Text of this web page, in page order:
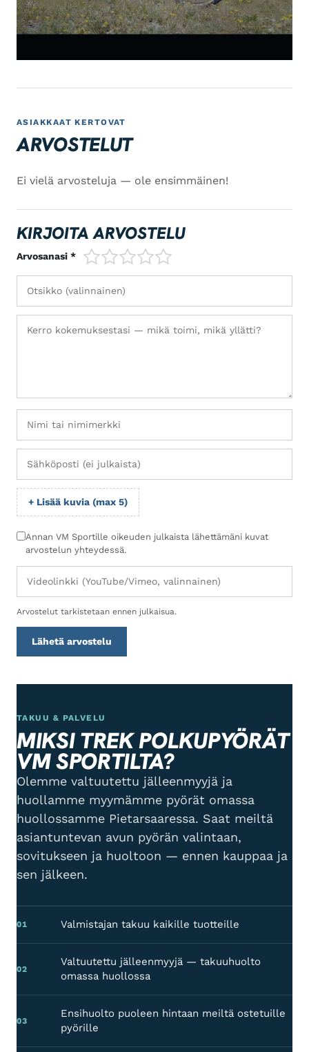
ASIAKKAAT KERTOVAT
ARVOSTELUT
Ei vielä arvosteluja — ole ensimmäinen!
KIRJOITA ARVOSTELU
Arvosanasi * 1/5 2/53/54/5
+ Lisää kuvia (max 5)
Annan VM Sportille oikeuden julkaista lähettämäni kuvat
arvostelun yhteydessä.
Arvostelut tarkistetaan ennen julkaisua.
Lähetä arvostelu
TAKUU & PALVELU
MIKSI TREK POLKUPYÖRÄT
VM SPORTILTA?
Olemme valtuutettu jälleenmyyjä ja
huollamme myymämme pyörät omassa
huollossamme Pietarsaaressa. Saat meiltä
asiantuntevan avun pyörän valintaan,
sovitukseen ja huoltoon — ennen kauppaa ja
sen jälkeen.
01 Valmistajan takuu kaikille tuotteille
02
Valtuutettu jälleenmyyjä — takuuhuolto
omassa huollossa
03
Ensihuolto puoleen hintaan meiltä ostetuille
pyörille